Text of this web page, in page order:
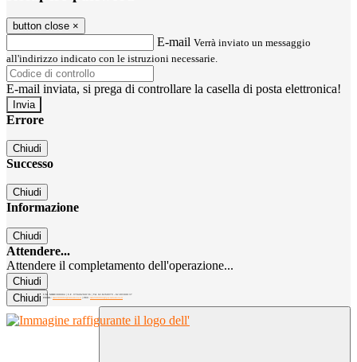
button close ×
E-mail Verrà inviato un messaggio
all'indirizzo indicato con le istruzioni necessarie.
E-mail inviata, si prega di controllare la casella di posta elettronica!
Errore
Chiudi
Successo
Chiudi
Informazione
Chiudi
Attendere...
Attendere il completamento dell'operazione...
Chiudi
Chiudi
C.M. MIRC300004 | C.F. 97040260156 | Tel. 02.8260979 - 02.89300137
EMAIL: mirc300004@istruzione.it | PEC: mirc300004@pec.istruzione.it